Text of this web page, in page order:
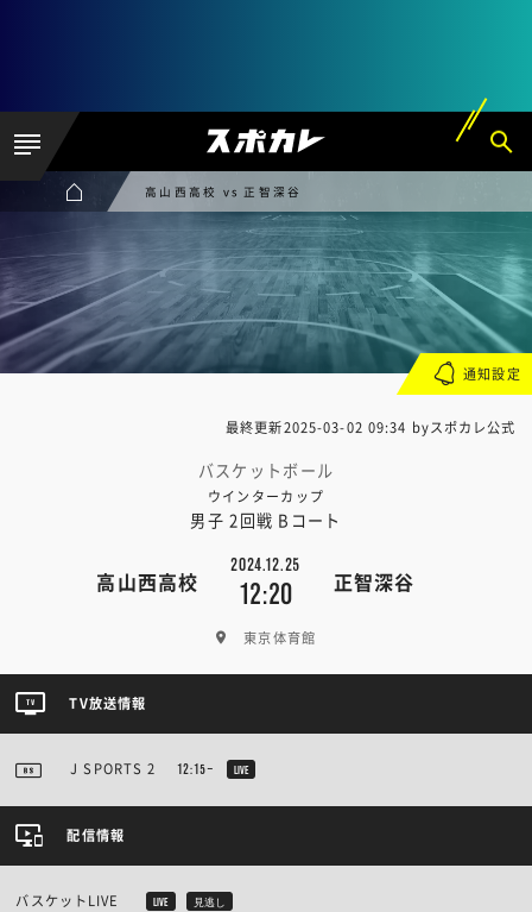
高山西高校 vs 正智深谷
最終更新2025-03-02 09:34 byスポカレ公式
バスケットボール
ウインターカップ
男子 2回戦 Bコート
高山西高校
2024.12.25
12:20 正智深谷
東京体育館
通知設定
TV放送情報
J SPORTS 2 12:15~ LIVE
配信情報
バスケットLIVE LIVE 見逃し